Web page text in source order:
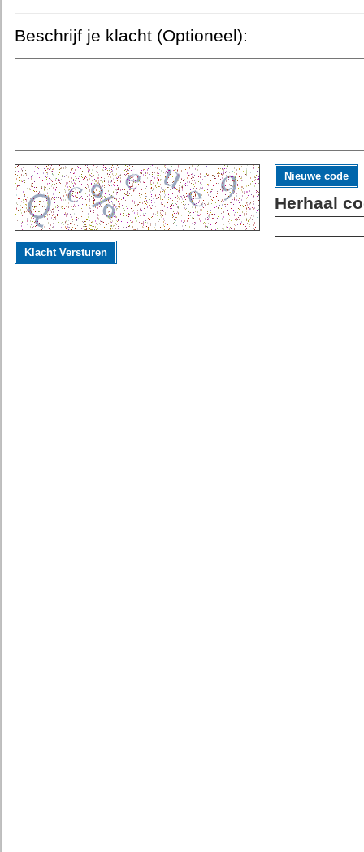
Beschrijf je klacht (Optioneel):
Nieuwe code
Herhaal
Klacht Versturen